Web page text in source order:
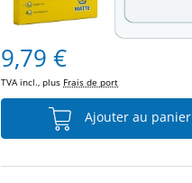
9,79 €
TVA incl., plus Frais de port
Ajouter au panier